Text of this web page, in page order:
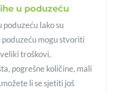
u poduzeću
Iako su
poduzeću mogu stvoriti
troškovi,
pogrešne količine, mali
li se sjetiti još